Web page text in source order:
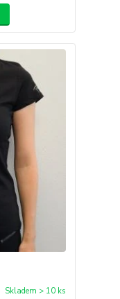
Skladem > 10 ks